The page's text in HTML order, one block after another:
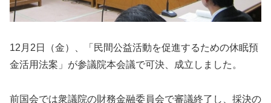
12月2日（金）、「民間公益活動を促進するための休眠預
金活用法案」が参議院本会議で可決、成立しました。
前国会では衆議院の財務金融委員会で審議終了し、採決の